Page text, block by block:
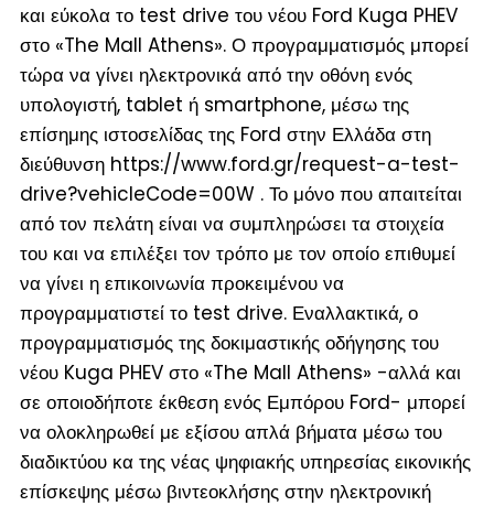
και εύκολα το test drive του νέου Ford Kuga PHEV
στο «The Mall Athens». Ο προγραμματισμός μπορεί
τώρα να γίνει ηλεκτρονικά από την οθόνη ενός
υπολογιστή, tablet ή smartphone, μέσω της
επίσημης ιστοσελίδας της Ford στην Ελλάδα στη
διεύθυνση https://www.ford.gr/request-a-test-
drive?vehicleCode=00W . Το μόνο που απαιτείται
από τον πελάτη είναι να συμπληρώσει τα στοιχεία
του και να επιλέξει τον τρόπο με τον οποίο επιθυμεί
να γίνει η επικοινωνία προκειμένου να
προγραμματιστεί το test drive. Εναλλακτικά, ο
προγραμματισμός της δοκιμαστικής οδήγησης του
νέου Kuga PHEV στο «The Mall Athens» -αλλά και
σε οποιοδήποτε έκθεση ενός Εμπόρου Ford- μπορεί
να ολοκληρωθεί με εξίσου απλά βήματα μέσω του
διαδικτύου κα της νέας ψηφιακής υπηρεσίας εικονικής
επίσκεψης μέσω βιντεοκλήσης στην ηλεκτρονική